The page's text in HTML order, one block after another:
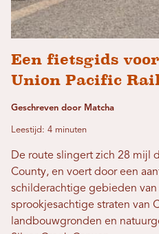
Een fietsgids
Union Pacific
Geschreven door Matcha
Leestijd: 4 minuten
De route slingert zich 28 mijl
County, en voert door een
schilderachtige gebieden van
sprookjesachtige straten van
landbouwgronden en